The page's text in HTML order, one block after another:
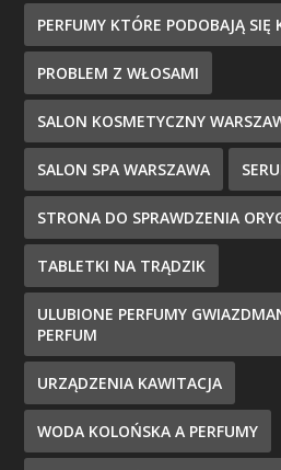
PERFUMY KTÓRE PODOBAJĄ SIĘ
PROBLEM Z WŁOSAMI
SALON KOSMETYCZNY
SALON SPA WARSZAWA
STRONA DO SPRAWDZENIA
TABLETKI NA TRĄDZIK
ULUBIONE PERFUMY
PERFUM
URZĄDZENIA KAWITACJA
WODA KOLOŃSKA A PERFUMY